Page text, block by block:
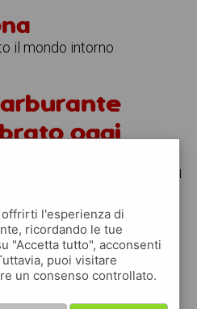
il mondo intorno
oggi
q8
l'esperienza di
ricordando le tue
"Accetta tutto", acconsenti
puoi visitare
un consenso controllato.